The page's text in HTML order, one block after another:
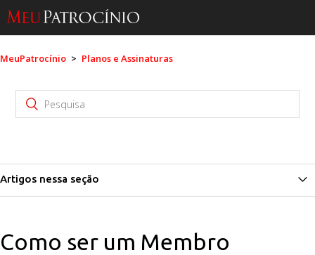
MeuPatrocínio Planos e Assinaturas
Artigos nessa seção
Como ser um Membro Premium e quais as vantagens?
Como ser um Membro